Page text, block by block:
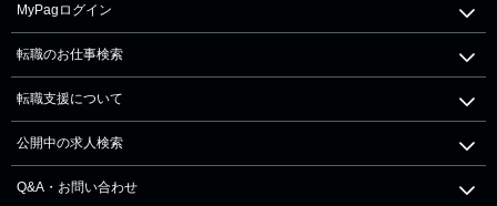
MyPagログイン
転職のお仕事検索
転職支援について
公開中の求人検索
Q&A・お問い合わせ